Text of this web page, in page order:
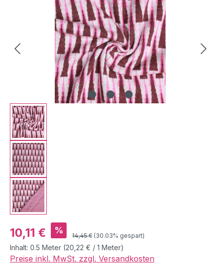
Verkaufspreis:
10,11 € % Regulärer Preis:
14,45 € (30.03% gespart)
Inhalt: 0.5 Meter (20,22 € / 1 Meter)
Preise inkl. MwSt. zzgl. Versandkosten